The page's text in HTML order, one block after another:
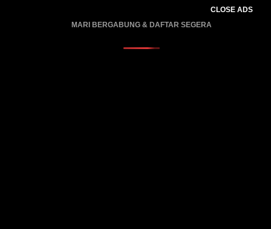
CLOSE ADS
MARI BERGABUNG & DAFTAR SEGERA